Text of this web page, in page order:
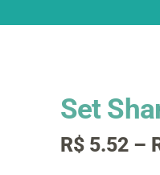
Set
R$5.52 –